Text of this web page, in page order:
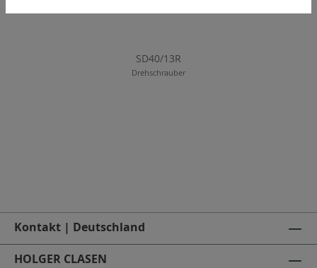
SD40/13R
Drehschrauber
Kontakt | Deutschland
HOLGER CLASEN